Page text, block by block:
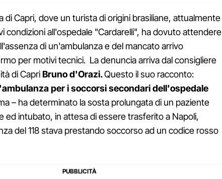
di Capri, dove un turista di origini brasiliane, attualmente
condizioni all'ospedale "Cardarelli", ha dovuto attendere
di un'ambulanza e del mancato arrivo
per motivi tecnici. La denuncia arriva dal consigliere
di CapriBruno d'Orazi.Questo il suo racconto:
per i soccorsi secondari dell'ospedale
– ha determinato la sosta prolungata di un paziente
ed intubato, in attesa di essere trasferito a Napoli,
del 118 stava prestando soccorso ad un codice rosso